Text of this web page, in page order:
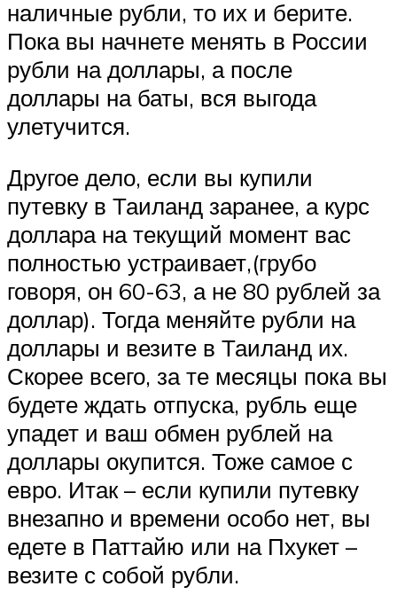
наличные рубли, то их и берите.
Пока вы начнете менять в России
рубли на доллары, а после
доллары на баты, вся выгода
улетучится.
Другое дело, если вы купили
путевку в Таиланд заранее, а курс
доллара на текущий момент вас
полностью устраивает,(грубо
говоря, он 60-63, а не 80 рублей за
доллар). Тогда меняйте рубли на
доллары и везите в Таиланд их.
Скорее всего, за те месяцы пока вы
будете ждать отпуска, рубль еще
упадет и ваш обмен рублей на
доллары окупится. Тоже самое с
евро. Итак – если купили путевку
внезапно и времени особо нет, вы
едете в Паттайю или на Пхукет –
везите с собой рубли.